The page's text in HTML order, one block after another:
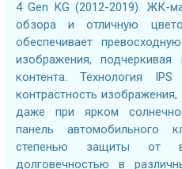
4 Gen KG (2012-2019). ЖК-
обзора и отличную
обеспечивает
изображения, подчеркивая
контента. Технология
контрастность
даже при ярком
панель автомобильного
степенью защиты от
долговечностью в